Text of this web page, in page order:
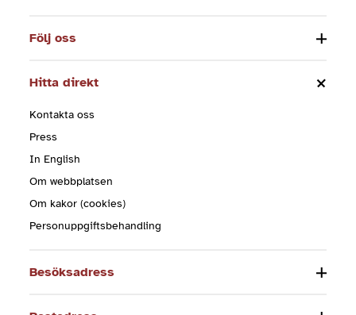
Följ oss
Hitta direkt
Kontakta oss
Press
In English
Om webbplatsen
Om kakor (cookies)
Personuppgiftsbehandling
Besöksadress